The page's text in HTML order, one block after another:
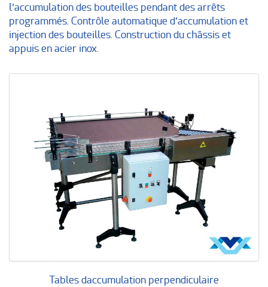
l’accumulation des bouteilles pendant des arrêts
programmés. Contrôle automatique d’accumulation et
injection des bouteilles. Construction du châssis et
appuis en acier inox.
Tables daccumulation perpendiculaire